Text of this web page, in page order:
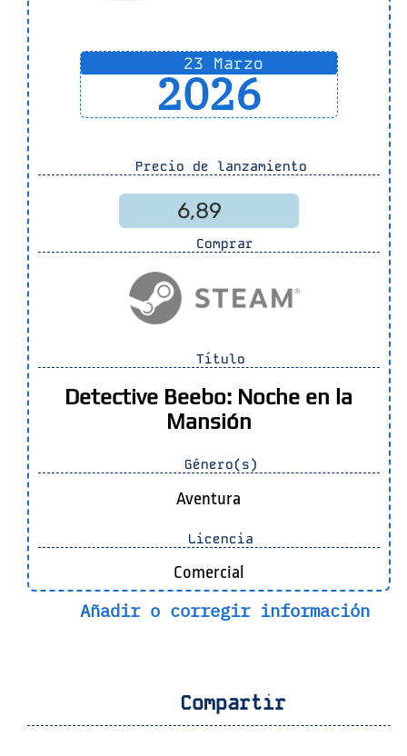
23 Marzo
2026
Precio de lanzamiento
6,89
Comprar
Título
Detective Beebo: Noche en la
Mansión
Género(s)
Aventura
Licencia
Comercial
Añadir o corregir información
Compartir